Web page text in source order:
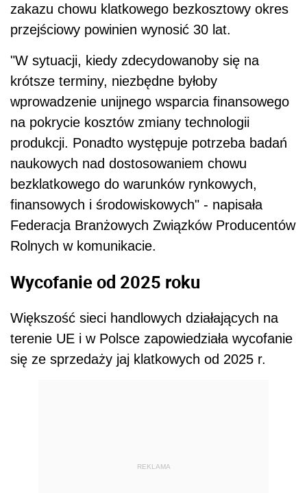
zakazu chowu klatkowego bezkosztowy okres
przejściowy powinien wynosić 30 lat.
"W sytuacji, kiedy zdecydowanoby się na
krótsze terminy, niezbędne byłoby
wprowadzenie unijnego wsparcia finansowego
na pokrycie kosztów zmiany technologii
produkcji. Ponadto występuje potrzeba badań
naukowych nad dostosowaniem chowu
bezklatkowego do warunków rynkowych,
finansowych i środowiskowych" - napisała
Federacja Branżowych Związków Producentów
Rolnych w komunikacie.
Wycofanie od 2025 roku
Większość sieci handlowych działających na
terenie UE i w Polsce zapowiedziała wycofanie
się ze sprzedaży jaj klatkowych od 2025 r.
REKLAMA